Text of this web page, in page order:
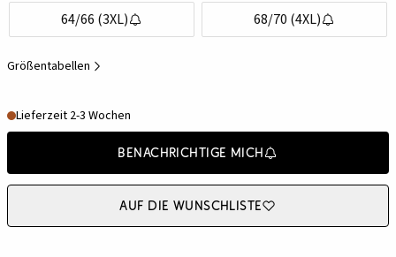
64/66 (3XL) 68/70 (4XL)
Größentabellen
Lieferzeit 2-3 Wochen
Benachrichtige mich
Auf die Wunschliste